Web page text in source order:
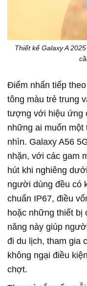
Thiết kế Galaxy A
Điểm nhấn tiếp
tông màu trẻ trung
tượng với hiệu ứng
những ai muốn
nhìn. Galaxy A56
nhặn, với các gam
hút khi nghiêng
người dùng đều có
chuẩn IP67, điều
hoặc những thiết bị
năng này giúp
đi du lịch, tham gia
không ngại điều
chợt.